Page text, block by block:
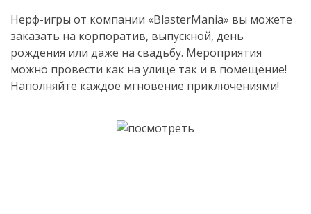
Нерф-игры от компании «BlasterMania» вы можете
заказать на корпоратив, выпускной, день
рождения или даже на свадьбу. Мероприятия
можно провести как на улице так и в помещение!
Наполняйте каждое мгновение приключениями!